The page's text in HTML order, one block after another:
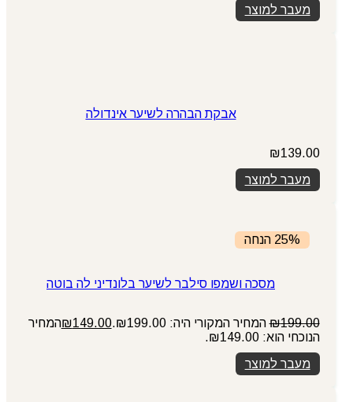
מעבר למוצר
אבקת הבהרה לשיער אינדולה
₪139.00
מעבר למוצר
25% הנחה
מסכה ושמפו סילבר לשיער בלונדיני לה בוטה
₪199.00 המחיר המקורי היה: ₪199.00. ₪149.00
המחיר
הנוכחי הוא: ₪149.00.
מעבר למוצר